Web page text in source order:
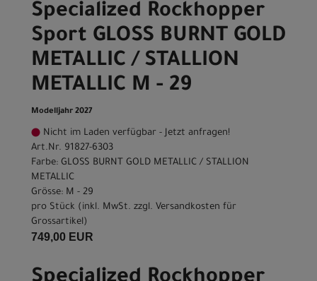
Specialized Rockhopper
Sport GLOSS BURNT GOLD
METALLIC / STALLION
METALLIC M - 29
Modelljahr 2027
Nicht im Laden verfügbar - Jetzt anfragen!
Art.Nr. 91827-6303
Farbe: GLOSS BURNT GOLD METALLIC / STALLION
METALLIC
Grösse: M - 29
pro Stück (inkl. MwSt. zzgl. Versandkosten für
Grossartikel)
749,00 EUR